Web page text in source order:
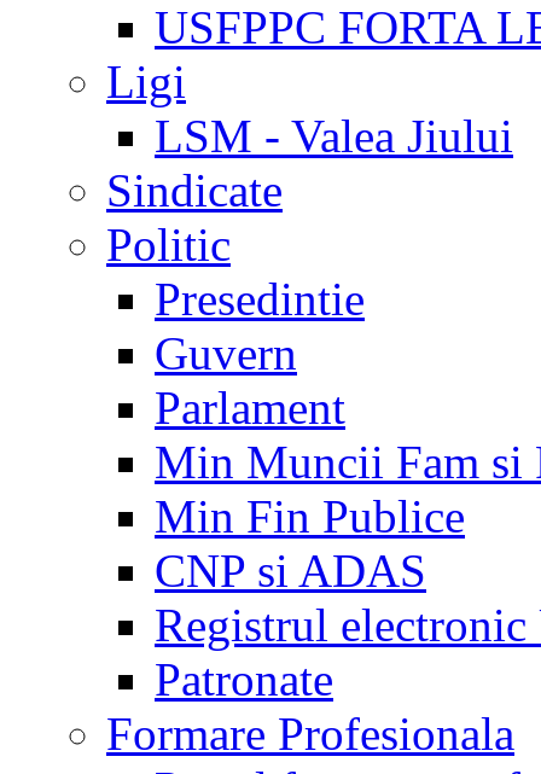
USFPPC FORTA
Ligi
LSM - Valea Jiului
Sindicate
Politic
Presedintie
Guvern
Parlament
Min Muncii Fam si
Min Fin Publice
CNP si ADAS
Registrul electronic
Patronate
Formare Profesionala